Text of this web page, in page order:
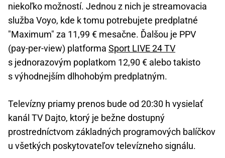
niekoľko možností. Jednou z nich je streamovacia
služba Voyo, kde k tomu potrebujete predplatné
"Maximum" za 11,99 € mesačne. Ďalšou je PPV
(pay-per-view) platforma Sport LIVE 24 TV
s jednorazovým poplatkom 12,90 € alebo takisto
s výhodnejším dlhohobým predplatným.
Televízny priamy prenos bude od 20:30 h vysielať
kanál TV Dajto, ktorý je bežne dostupný
prostredníctvom základných programových balíčkov
u všetkých poskytovateľov televízneho signálu.